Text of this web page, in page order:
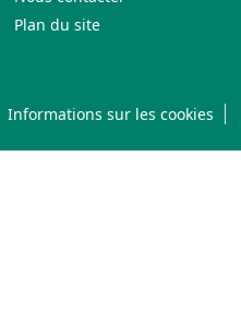
Plan du site
Informations sur les cookies